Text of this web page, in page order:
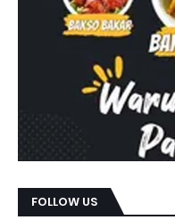
FOLLOW US